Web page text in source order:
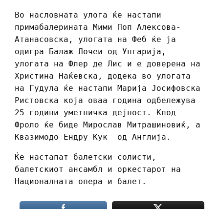
Во насловната улога ќе настапи
примабалерината Мими Поп Алексова-
Атанасовска, улогата на Феб ќе ја
одигра Балаж Лочеи од Унгарија,
улогата на Флер де Лис и е доверена на
Христина Наќевска, додека во улогата
на Гудула ќе настапи Марија Јосифовска
Ристовска која оваа година одбележува
25 години уметничка дејност. Клод
Фроло ќе биде Мирослав Митрашиновиќ, а
Квазимодо Ендру Кук од Англија.
Ќе настапат балетски солисти,
балетскиот ансамбл и оркестарот на
Националната опера и балет.